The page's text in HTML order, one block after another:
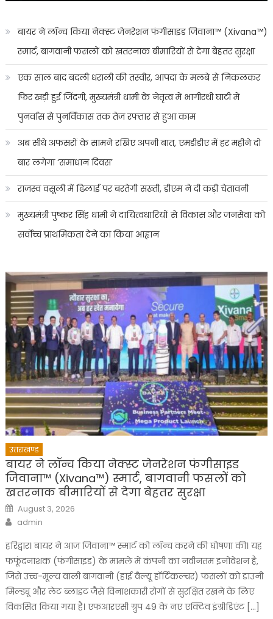
बायर ने लॉन्च किया नेक्स्ट जेनरेशन फंगीसाइड जिवाना™️ (Xivana™️)
स्मार्ट, बागवानी फसलों को खतरनाक बीमारियों से देगा बेहतर सुरक्षा
एक साल बाद बदली धराली की तस्वीर, आपदा के मलबे से निकलकर
फिर खड़ी हुई जिंदगी, मुख्यमंत्री धामी के नेतृत्व में भागीरथी घाटी में
पुनर्वास से पुनर्विकास तक तेज रफ्तार से हुआ काम
अब सीधे अफसरों के सामने रखिए अपनी बात, एमडीडीए में हर महीने दो
बार लगेगा ‘समाधान दिवस’
राजस्व वसूली में ढिलाई पर बरतेगी सख्ती, डीएम ने दी कड़ी चेतावनी
मुख्यमंत्री पुष्कर सिंह धामी ने दायित्वधारियों से विकास और जनसेवा को
सर्वोच्च प्राथमिकता देने का किया आह्वान
उत्तराखण्ड
बायर ने लॉन्च किया नेक्स्ट जेनरेशन फंगीसाइड
जिवाना™️ (Xivana™️) स्मार्ट, बागवानी फसलों को
खतरनाक बीमारियों से देगा बेहतर सुरक्षा
Posted
on
August 3, 2026
Author
admin
हरिद्वार। बायर ने आज जिवाना™️ स्मार्ट को लॉन्च करने की घोषणा की। यह
फफूंदनाशक (फंगीसाइड) के मामले में कंपनी का नवीनतम इनोवेशन है,
जिसे उच्च-मूल्य वाली बागवानी (हाई वैल्यू हॉर्टिकल्चर) फसलों को डाउनी
मिल्ड्यू और लेट ब्लाइट जैसे विनाशकारी रोगों से सुरक्षित रखने के लिए
विकसित किया गया है। एफआरएसी ग्रुप 49 के नए एक्टिव इंग्रीडिएंट […]